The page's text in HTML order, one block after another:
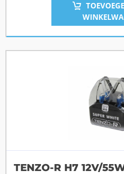
TENZO-R H7 12V/